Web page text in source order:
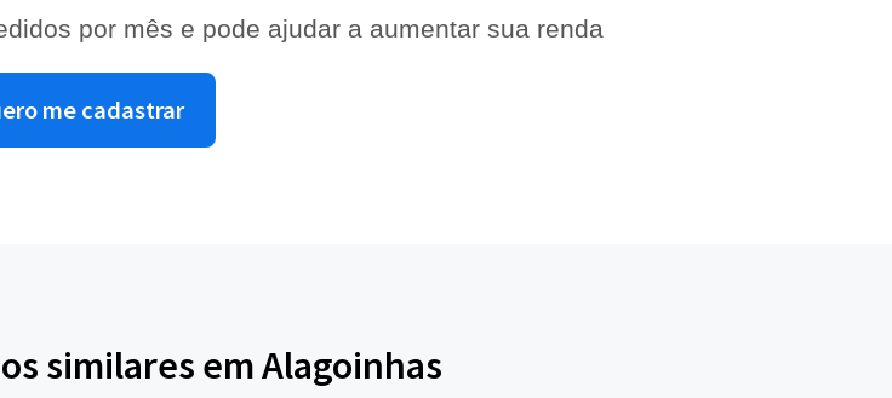
por mês e pode ajudar a aumentar sua renda
me cadastrar
similares em Alagoinhas